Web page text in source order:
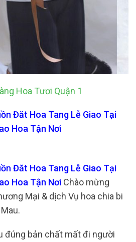
Hoa Tươi Quận 1
Đăt Hoa Tang Lễ Giao Tại
Hoa Tận Nơi
Đăt Hoa Tang Lễ Giao Tại
Hoa Tận Nơi Chào mừng
Mại & dịch Vụ hoa chia bi
đúng bản chất mất đi người